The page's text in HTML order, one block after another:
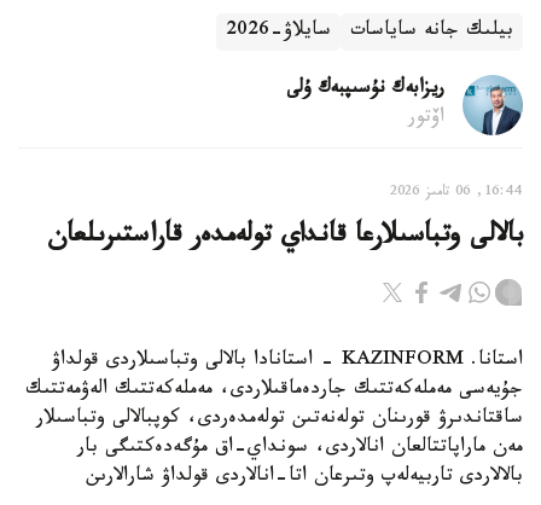
بيلىك جانە ساياسات سايلاۋ-2026
ريزابەك نۇسىپبەك ۇلى
اۆتور
16:44, 06 تامىز 2026
بالالى وتباسىلارعا قانداي تولەمدەر قاراستىرىلعان
استانا. KAZINFORM - استانادا بالالى وتباسىلاردى قولداۋ
جۇيەسى مەملەكەتتىك جاردەماقىلاردى، مەملەكەتتىك الەۋمەتتىك
ساقتاندىرۋ قورىنان تولەنەتىن تولەمدەردى، كوپبالالى وتباسىلار
مەن ماراپاتتالعان انالاردى، سونداي-اق مۇگەدەكتىگى بار
بالالاردى تاربيەلەپ وتىرعان اتا-انالاردى قولداۋ شارالارىن